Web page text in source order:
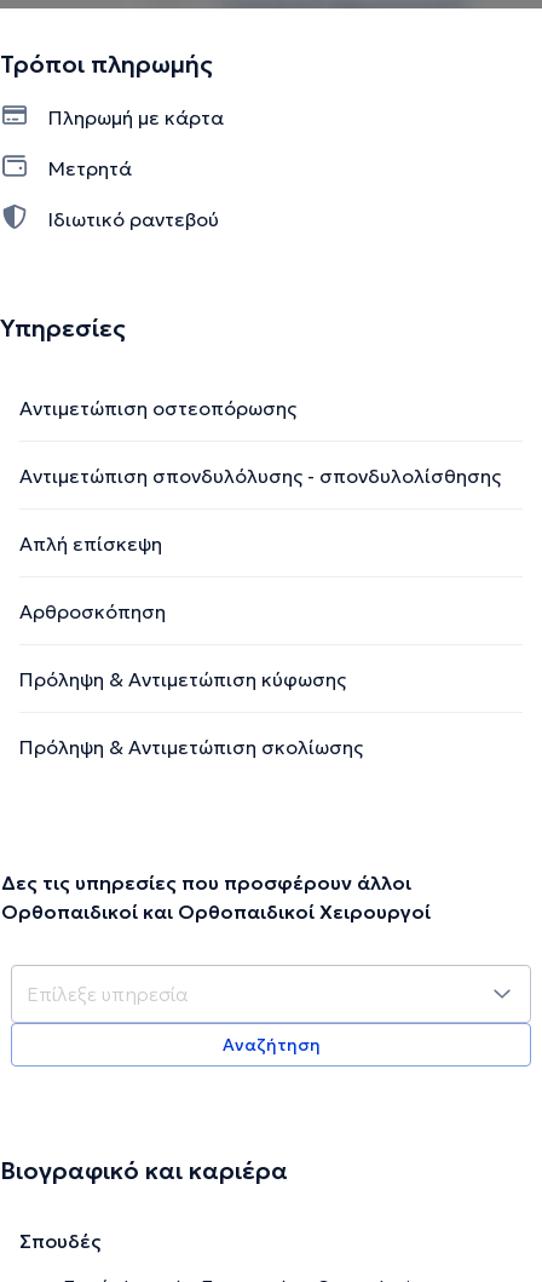
Τρόποι πληρωμής
Πληρωμή με κάρτα
Μετρητά
Ιδιωτικό ραντεβού
Υπηρεσίες
Αντιμετώπιση οστεοπόρωσης
Αντιμετώπιση σπονδυλόλυσης - σπονδυλολίσθησης
Απλή επίσκεψη
Αρθροσκόπηση
Πρόληψη & Αντιμετώπιση κύφωσης
Πρόληψη & Αντιμετώπιση σκολίωσης
Δες τις υπηρεσίες που προσφέρουν άλλοι
Ορθοπαιδικοί και Ορθοπαιδικοί Χειρουργοί
Αναζήτηση
Βιογραφικό και καριέρα
Σπουδές